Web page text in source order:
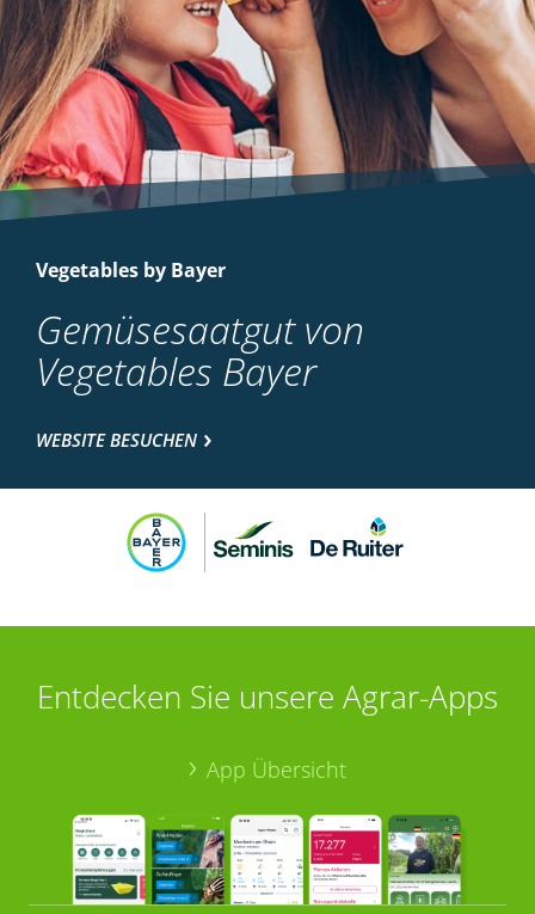
Vegetables by Bayer
Gemüsesaatgut von
Vegetables Bayer
WEBSITE BESUCHEN
Entdecken Sie unsere Agrar-Apps
App Übersicht